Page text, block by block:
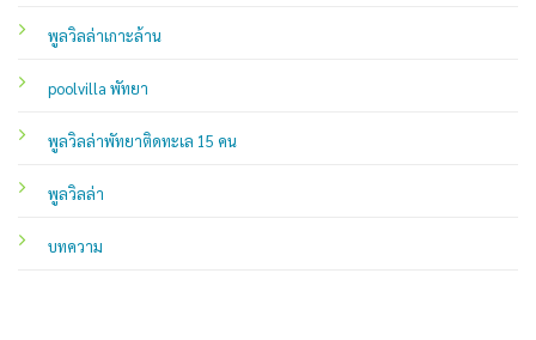
พูลวิลล่าเกาะล้าน
poolvilla พัทยา
พูลวิลล่าพัทยาติดทะเล 15 คน
พูลวิลล่า
บทความ